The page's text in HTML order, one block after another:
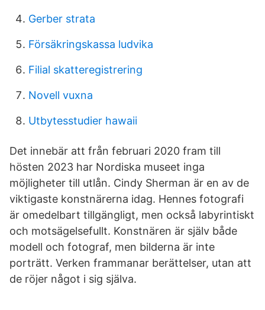
Gerber strata
Försäkringskassa ludvika
Filial skatteregistrering
Novell vuxna
Utbytesstudier hawaii
Det innebär att från februari 2020 fram till
hösten 2023 har Nordiska museet inga
möjligheter till utlån. Cindy Sherman är en av de
viktigaste konstnärerna idag. Hennes fotografi
är omedelbart tillgängligt, men också labyrintiskt
och motsägelsefullt. Konstnären är själv både
modell och fotograf, men bilderna är inte
porträtt. Verken frammanar berättelser, utan att
de röjer något i sig själva.